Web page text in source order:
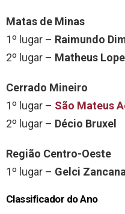
Matas de Minas
1º lugar – Raimundo
2º lugar – Matheus
Cerrado Mineiro
1º lugar – São Mateus
2º lugar – Décio Bruxel
Região Centro-Oeste
1º lugar – Gelci
Classificador do Ano